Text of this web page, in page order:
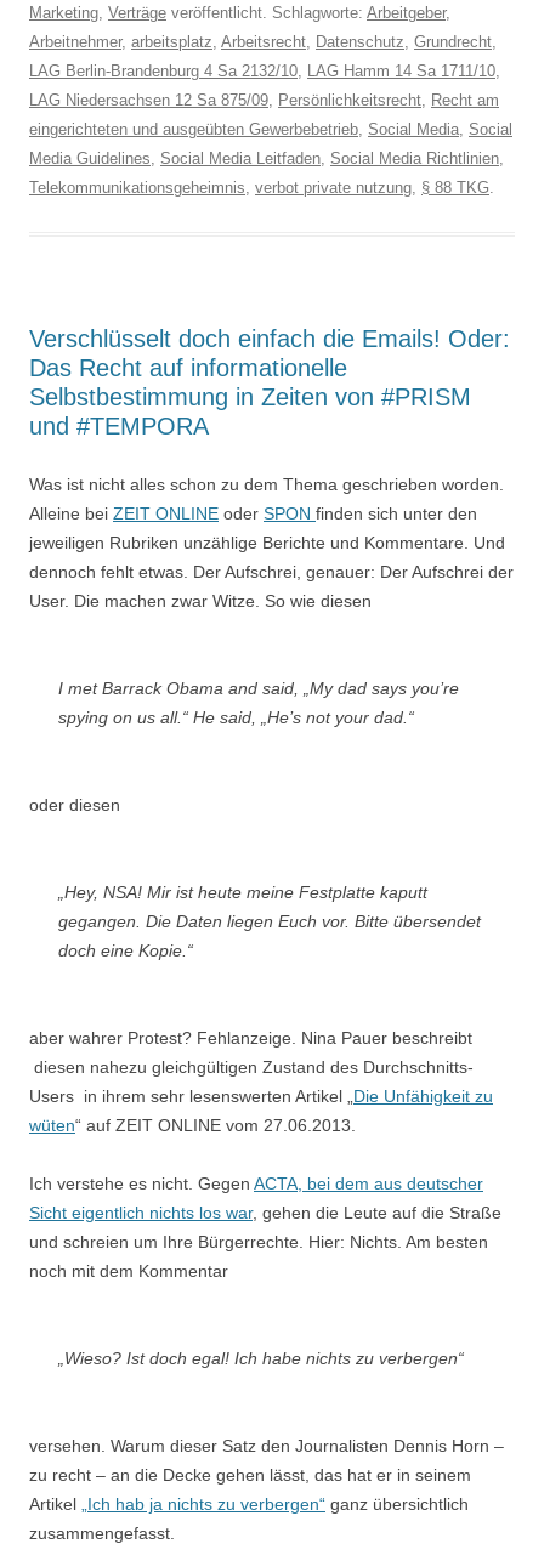
Marketing Verträge veröffentlicht. Schlagworte: Arbeitgeber,
Arbeitnehmer, arbeitsplatz Arbeitsrecht Datenschutz Grundrecht
LAG Berlin-Brandenburg 4 Sa 2132/10
LAG Hamm 14 Sa 1711/10
LAG Niedersachsen 12 Sa 875/09
Persönlichkeitsrecht
Recht am
eingerichteten und ausgeübten Gewerbebetrieb Social Media Social
Media Guidelines
Social Media Leitfaden Social Media Richtlinien
Telekommunikationsgeheimnis verbot private nutzung § 88 TKG
Verschlüsselt doch einfach die Emails! Oder:
Das Recht auf informationelle
Selbstbestimmung in Zeiten von #PRISM
und #TEMPORA
Was ist nicht alles schon zu dem Thema geschrieben worden.
Alleine bei ZEIT ONLINE oder SPON finden sich unter den
jeweiligen Rubriken unzählige Berichte und Kommentare. Und
dennoch fehlt etwas. Der Aufschrei, genauer: Der Aufschrei der
User. Die machen zwar Witze. So wie diesen
I met Barrack Obama and said, „My dad says you’re
spying on us all.“ He said, „He’s not your dad.“
oder diesen
„Hey, NSA! Mir ist heute meine Festplatte kaputt
gegangen. Die Daten liegen Euch vor. Bitte übersendet
doch eine Kopie.“
aber wahrer Protest? Fehlanzeige. Nina Pauer beschreibt
diesen nahezu gleichgültigen Zustand des Durchschnitts-
Users in ihrem sehr lesenswerten Artikel „ Die Unfähigkeit zu
wüten“ auf ZEIT ONLINE vom 27.06.2013.
Ich verstehe es nicht. Gegen ACTA, bei dem aus deutscher
Sicht eigentlich nichts los war, gehen die Leute auf die Straße
und schreien um Ihre Bürgerrechte. Hier: Nichts. Am besten
noch mit dem Kommentar
„Wieso? Ist doch egal! Ich habe nichts zu verbergen“
versehen. Warum dieser Satz den Journalisten Dennis Horn –
zu recht – an die Decke gehen lässt, das hat er in seinem
Artikel
„Ich hab ja nichts zu verbergen“ ganz übersichtlich
zusammengefasst.